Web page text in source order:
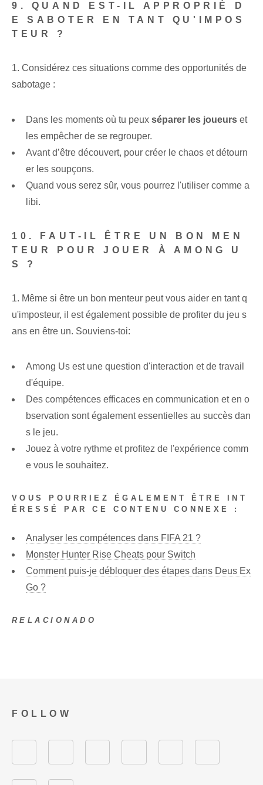
9. QUAND EST-IL APPROPRIÉ D
E SABOTER EN TANT QU'IMPOS
TEUR ?
1. Considérez ces situations comme des opportunités de
sabotage :
Dans les moments où tu peux séparer les joueurs et
les empêcher de se regrouper.
Avant d’être découvert, pour créer le chaos et détourn
er les soupçons.
Quand vous serez sûr, vous pourrez l'utiliser comme a
libi.
10. FAUT-IL ÊTRE UN BON MEN
TEUR POUR JOUER À AMONG U
S ?
1. Même si être un bon menteur peut vous aider en tant q
u'imposteur, il est également possible de profiter du jeu s
ans en être un. Souviens-toi:
Among Us est une question d'interaction et de travail
d'équipe.
Des compétences efficaces en communication et en o
bservation sont également essentielles au succès dan
s le jeu.
Jouez à votre rythme et profitez de l'expérience comm
e vous le souhaitez.
VOUS POURRIEZ ÉGALEMENT ÊTRE INT
ÉRESSÉ PAR CE CONTENU CONNEXE :
Analyser les compétences dans FIFA 21 ?
Monster Hunter Rise Cheats pour Switch
Comment puis-je débloquer des étapes dans Deus Ex
Go ?
RELACIONADO
FOLLOW